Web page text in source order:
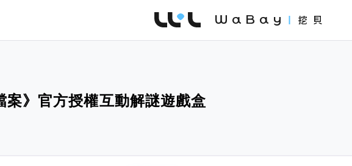
WaBay 挖貝 | 台灣最值得信賴的群眾集資
案》官方授權互動解謎遊戲盒